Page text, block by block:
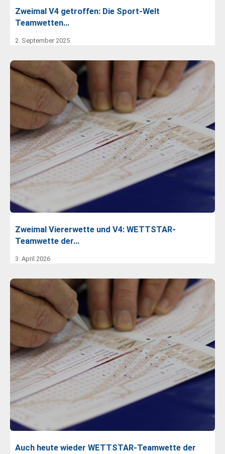
Zweimal V4 getroffen: Die Sport-Welt
Teamwetten…
2. September 2025
Zweimal Viererwette und V4: WETTSTAR-
Teamwette der…
3. April 2026
Auch heute wieder WETTSTAR-Teamwette der